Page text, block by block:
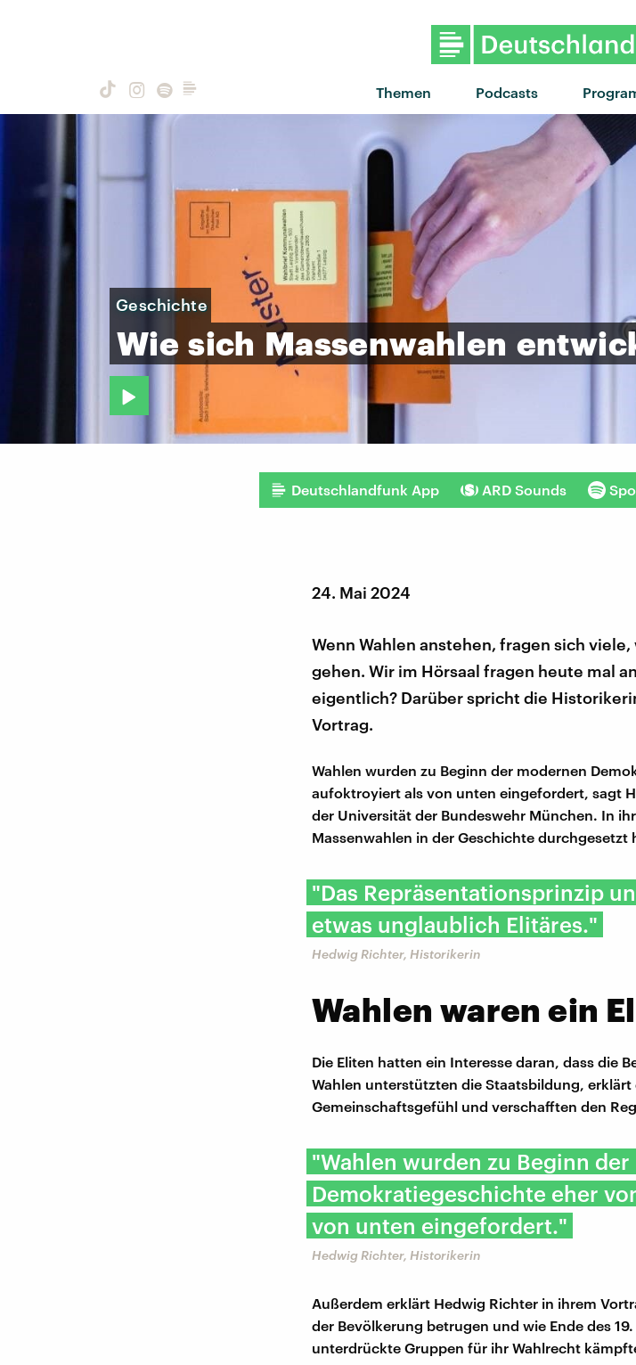
Themen Podcasts
Geschichte
Wie sich Massenwahlen
Deutschlandfunk App ARD Sounds
24. Mai 2024
Wenn Wahlen anstehen, fragen sich
gehen. Wir im Hörsaal fragen heute mal
eigentlich? Darüber spricht die
Vortrag.
Wahlen wurden zu Beginn der modernen
aufoktroyiert als von unten eingefordert, sagt
der Universität der Bundeswehr München. In
Massenwahlen in der Geschichte durchgesetzt
"Das Repräsentationsprinzip
etwas unglaublich Elitäres."
Hedwig Richter, Historikerin
Wahlen waren ein
Die Eliten hatten ein Interesse daran, dass die
Wahlen unterstützten die Staatsbildung,
Gemeinschaftsgefühl und verschafften den
"Wahlen wurden zu Beginn
Demokratiegeschichte eher
von unten eingefordert."
Hedwig Richter, Historikerin
Außerdem erklärt Hedwig Richter in ihrem
der Bevölkerung betrugen und wie Ende des
unterdrückte Gruppen für ihr Wahlrecht